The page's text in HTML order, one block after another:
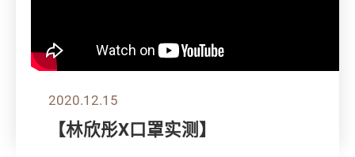
2020.12.15
【林欣彤X口罩实测】